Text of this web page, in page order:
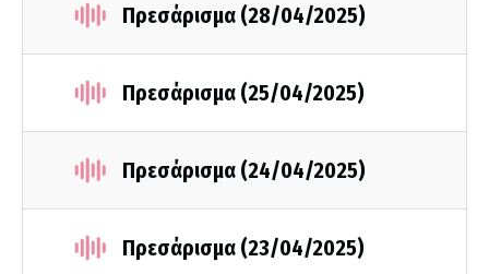
Πρεσάρισμα (28/04/2025)
Πρεσάρισμα (25/04/2025)
Πρεσάρισμα (24/04/2025)
Πρεσάρισμα (23/04/2025)